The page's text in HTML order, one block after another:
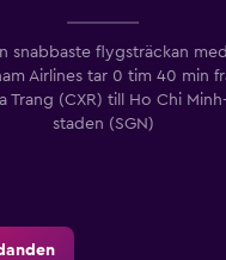
snabbaste flygsträckan med
Airlines tar 0 tim 40 min
Trang (CXR) till Ho Chi Minh-
staden (SGN)